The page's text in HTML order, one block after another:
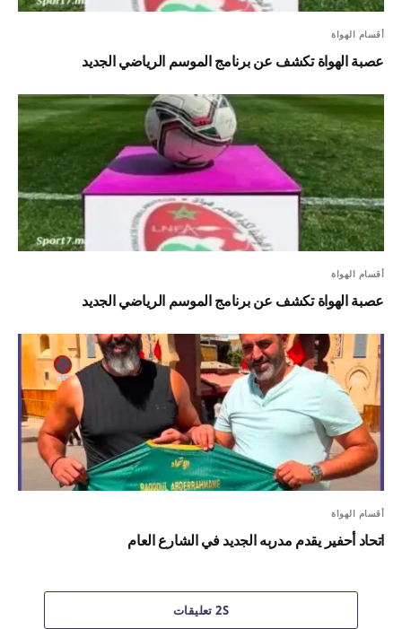
أقسام الهواة
عصبة الهواة تكشف عن برنامج الموسم الرياضي الجديد
أقسام الهواة
عصبة الهواة تكشف عن برنامج الموسم الرياضي الجديد
أقسام الهواة
اتحاد أحفير يقدم مدربه الجديد في الشارع العام
2S تعليقات